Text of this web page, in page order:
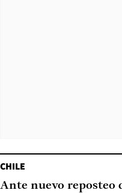
CHILE
Ante nuevo reposteo